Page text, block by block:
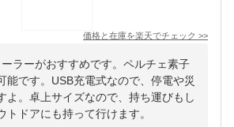
価格と在庫を楽天でチェック >>
ラーがおすすめです。ペルチェ素子
能です。USB充電式なので、停電や災
よ。卓上サイズなので、持ち運びもし
トドアにも持って行けます。